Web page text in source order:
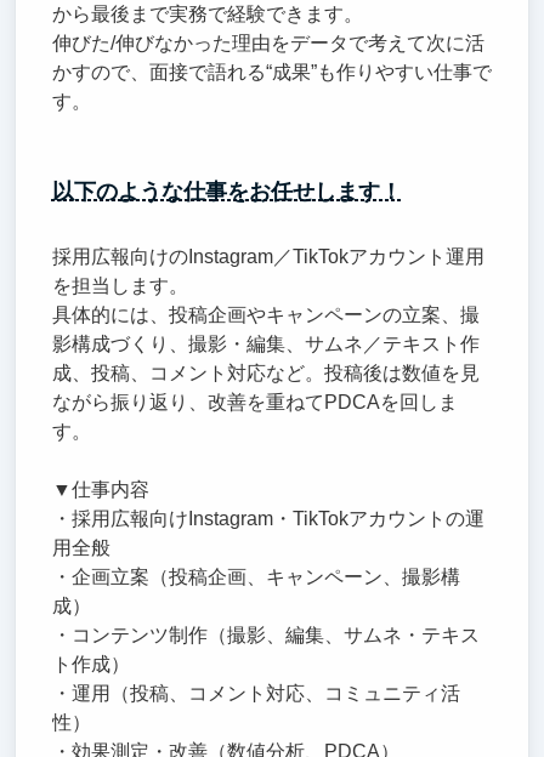
から最後まで実務で経験できます。
伸びた/伸びなかった理由をデータで考えて次に活
かすので、面接で語れる“成果”も作りやすい仕事で
す。
以下のような仕事をお任せします！
採用広報向けのInstagram／TikTokアカウント運用
を担当します。
具体的には、投稿企画やキャンペーンの立案、撮
影構成づくり、撮影・編集、サムネ／テキスト作
成、投稿、コメント対応など。投稿後は数値を見
ながら振り返り、改善を重ねてPDCAを回しま
す。
▼仕事内容
・採用広報向けInstagram・TikTokアカウントの運
用全般
・企画立案（投稿企画、キャンペーン、撮影構
成）
・コンテンツ制作（撮影、編集、サムネ・テキス
ト作成）
・運用（投稿、コメント対応、コミュニティ活
性）
・効果測定・改善（数値分析、PDCA）